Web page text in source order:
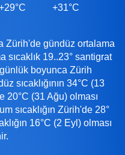
+31°C
Zürih'de gündüz ortalama
sıcaklık 19..23° santigrat
boyunca Zürih
sıcaklığının 34°C (13
20°C (31 Ağu) olması
sıcaklığın Zürih'de 28°
16°C (2 Eyl) olması